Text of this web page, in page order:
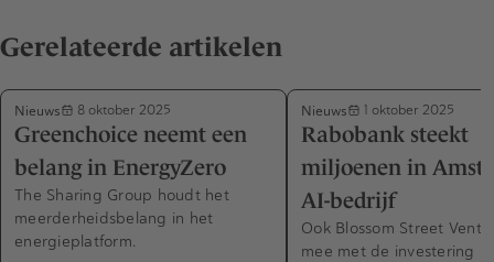
Gerelateerde artikelen
Nieuws 8 oktober 2025
Greenchoice neemt een
belang in EnergyZero
The Sharing Group houdt het
meerderheidsbelang in het
energieplatform.
Nieuws 1 oktober 2025
Rabobank steekt
miljoenen in
AI-bedrijf
Ook Blossom Street
mee met de investering in